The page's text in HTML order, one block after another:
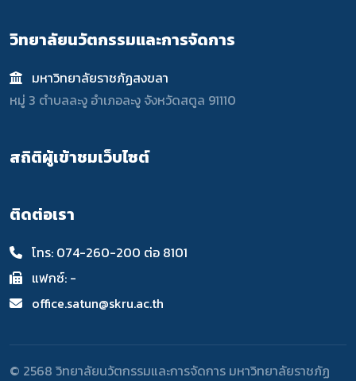
วิทยาลัยนวัตกรรมและการจัดการ
มหาวิทยาลัยราชภัฏสงขลา
หมู่ 3 ตำบลละงู อำเภอละงู จังหวัดสตูล 91110
สถิติผู้เข้าชมเว็บไซต์
ติดต่อเรา
โทร: 074-260-200 ต่อ 8101
แฟกซ์: -
office.satun@skru.ac.th
© 2568 วิทยาลัยนวัตกรรมและการจัดการ มหาวิทยาลัยราชภัฏ